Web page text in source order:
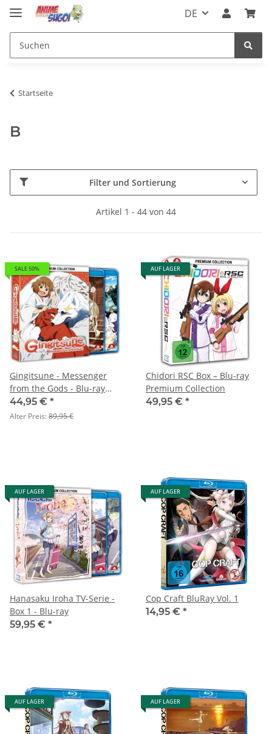
DE
Startseite
B
Filter und Sortierung
Artikel 1 - 44 von 44
SALE 50%
Gingitsune - Messenger
from the Gods - Blu-ray
Premium Collection
44,95 € *
Alter Preis:89,95 €
AUF LAGER
Chidori RSC Box – Blu-ray
Premium Collection
49,95 € *
AUF LAGER
Hanasaku Iroha TV-Serie -
Box 1 - Blu-ray
59,95 € *
AUF LAGER
Cop Craft BluRay Vol. 1
14,95 € *
AUF LAGER AUF LAGER